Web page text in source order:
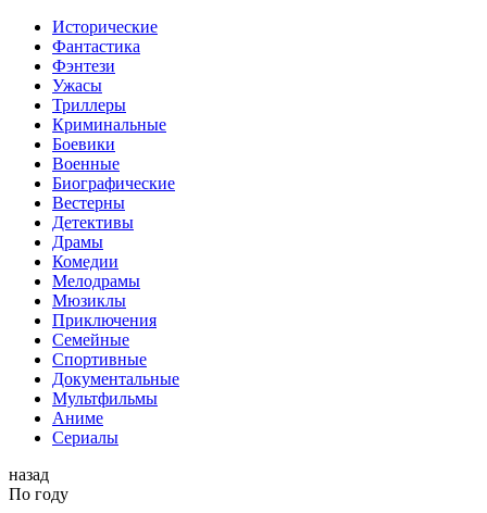
Исторические
Фантастика
Фэнтези
Ужасы
Триллеры
Криминальные
Боевики
Военные
Биографические
Вестерны
Детективы
Драмы
Комедии
Мелодрамы
Мюзиклы
Приключения
Семейные
Спортивные
Документальные
Мультфильмы
Аниме
Сериалы
назад
По году